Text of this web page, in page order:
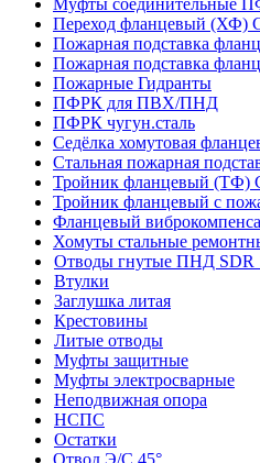
Муфты соединительные
Переход фланцевый (ХФ)
Пожарная подставка
Пожарная подставка
Пожарные Гидранты
ПФРК для ПВХ/ПНД
ПФРК чугун.сталь
Седёлка хомутовая
Стальная пожарная
Тройник фланцевый (ТФ)
Тройник фланцевый с
Фланцевый
Хомуты стальные
Отводы гнутые ПНД SDR
Втулки
Заглушка литая
Крестовины
Литые отводы
Муфты защитные
Муфты электросварные
Неподвижная опора
НСПС
Остатки
Отвод Э/С 45°